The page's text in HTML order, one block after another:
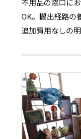
不用品の窓口に
OK。搬出経路の
追加費用なしの